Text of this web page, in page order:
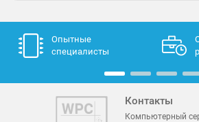
Опытные
специалисты
Контакты
Компьютерный